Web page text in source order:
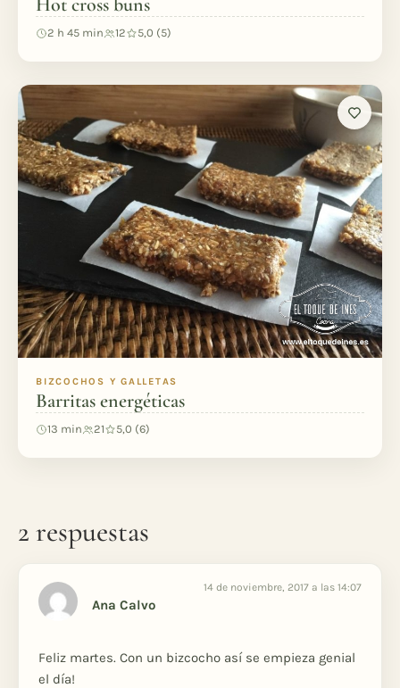
2 h 45 min 12 5,0 (5)
BIZCOCHOS Y GALLETAS
Barritas energéticas
13 min 21 5,0 (6)
2 respuestas
Ana Calvo
14 de noviembre, 2017 a las 14:07
Feliz martes. Con un bizcocho así se empieza genial
el día!